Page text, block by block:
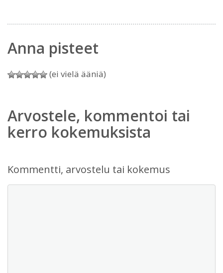
Anna pisteet
(ei vielä ääniä)
Arvostele, kommentoi tai
kerro kokemuksista
Kommentti, arvostelu tai kokemus